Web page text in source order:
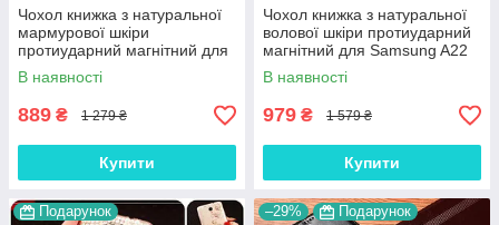
Чохол книжка з натуральної
мармурової шкіри
протиударний магнітний для
Samsung A22 A225F
"MARBLE"
В наявності
889 ₴ 1 279 ₴
Купити
Чохол книжка з натуральної
волової шкіри протиударний
магнітний для Samsung A22
A225F "BULL"
В наявності
979 ₴ 1 579 ₴
Купити
Подарунок –29% Подарунок